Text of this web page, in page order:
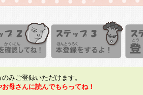
みご登録いただけます。
母さんに読んでもらってね！